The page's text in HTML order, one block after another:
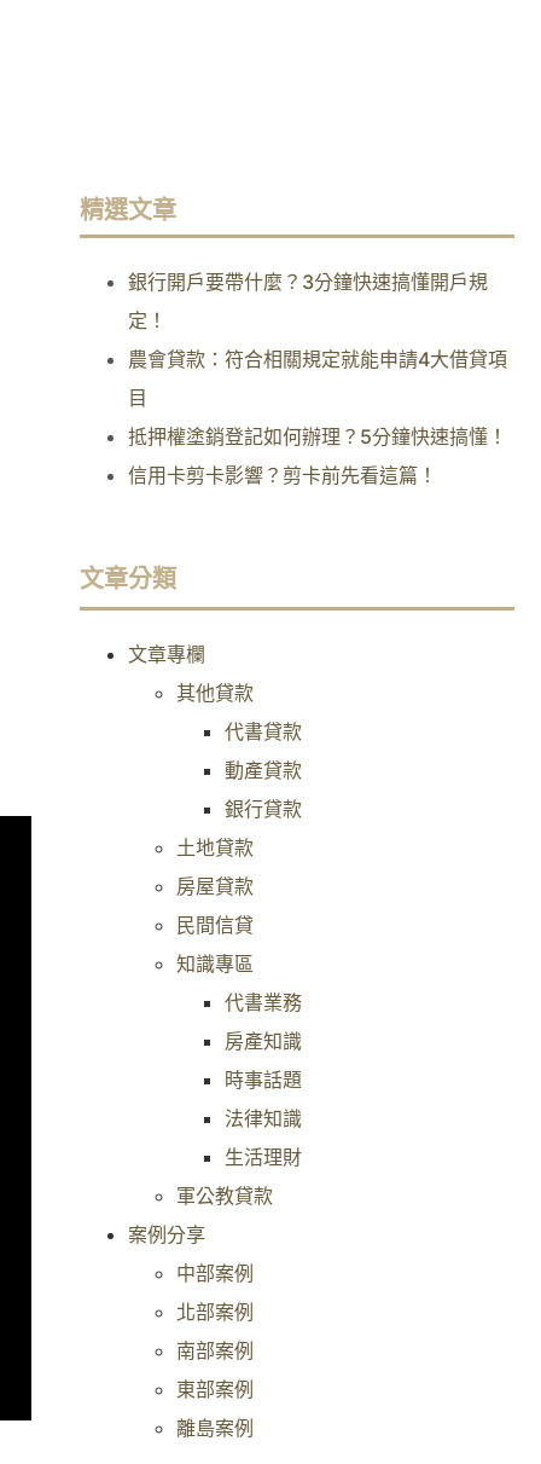
精選文章
銀行開戶要帶什麼？3分鐘快速搞懂開戶規
定！
農會貸款：符合相關規定就能申請4大借貸項
目
抵押權塗銷登記如何辦理？5分鐘快速搞懂！
信用卡剪卡影響？剪卡前先看這篇！
文章分類
文章專欄
其他貸款
代書貸款
動產貸款
銀行貸款
土地貸款
房屋貸款
民間信貸
知識專區
代書業務
房產知識
時事話題
法律知識
生活理財
軍公教貸款
案例分享
中部案例
北部案例
南部案例
東部案例
離島案例